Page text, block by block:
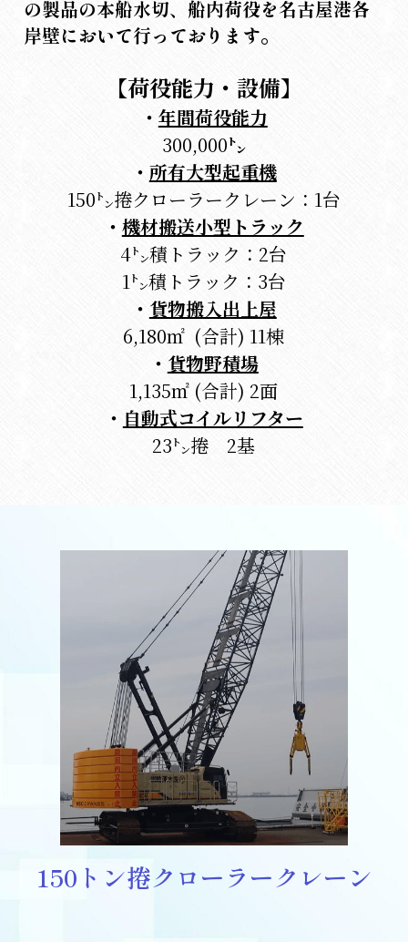
の製品の本船水切、船内荷役を名古屋港各
岸壁において行っております。
【荷役能力・設備】
・ 年間荷役能力
300,000㌧
・ 所有大型起重機
150㌧捲クローラークレーン：1台
・ 機材搬送小型トラック
4㌧積トラック：2台
1㌧積トラック：3台
・ 貨物搬入出上屋
6,180㎡  (合計) 11棟
・ 貨物野積場
1,135㎡ (合計) 2面
・ 自動式コイルリフター
23㌧捲　2基
150トン捲クローラークレーン